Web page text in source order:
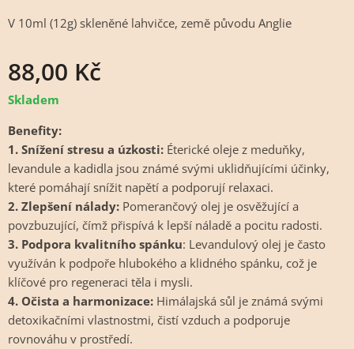
V 10ml (12g) skleněné lahvičce, země původu Anglie
88,00 Kč
Skladem
Benefity:
1. Snížení stresu a úzkosti: Éterické oleje z meduňky,
levandule a kadidla jsou známé svými uklidňujícími účinky,
které pomáhají snížit napětí a podporují relaxaci.
2. Zlepšení nálady: Pomerančový olej je osvěžující a
povzbuzující, čímž přispívá k lepší náladě a pocitu radosti.
3. Podpora kvalitního spánku: Levandulový olej je často
využíván k podpoře hlubokého a klidného spánku, což je
klíčové pro regeneraci těla i mysli.
4. Očista a harmonizace: Himálajská sůl je známá svými
detoxikačními vlastnostmi, čistí vzduch a podporuje
rovnováhu v prostředí.